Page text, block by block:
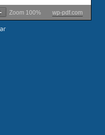
Zoom 100% wp-pdf.com